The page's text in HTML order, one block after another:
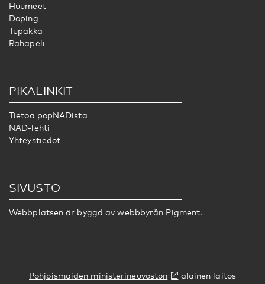
Huumeet
Doping
Tupakka
Rahapeli
PIKALINKIT
Tietoa popNADista
NAD-lehti
Yhteystiedot
SIVUSTO
Webbplatsen är byggd av webbbyrån Pigment.
Pohjoismaiden ministerineuvoston alainen laitos